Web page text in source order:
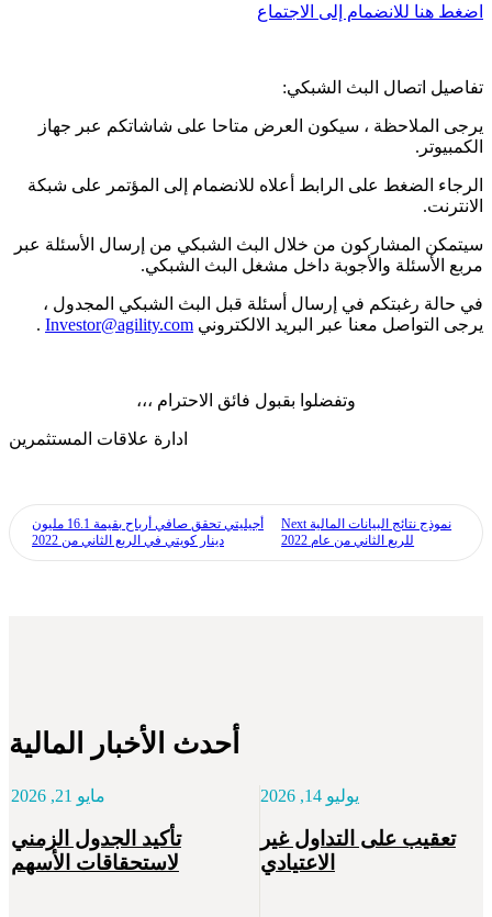
اضغط هنا للانضمام إلى الاجتماع
تفاصيل اتصال البث الشبكي:
يرجى الملاحظة ، سيكون العرض متاحا على شاشاتكم عبر جهاز
الكمبيوتر.
الرجاء الضغط على الرابط أعلاه للانضمام إلى المؤتمر على شبكة
الانترنت.
سيتمكن المشاركون من خلال البث الشبكي من إرسال الأسئلة عبر
مربع الأسئلة والأجوبة داخل مشغل البث الشبكي.
في حالة رغبتكم في إرسال أسئلة قبل البث الشبكي المجدول ،
يرجى التواصل معنا عبر البريد الالكتروني Investor@agility.com
.
وتفضلوا بقبول فائق الاحترام ،،،
ادارة علاقات المستثمرين
أجيليتي تحقق صافي أرباح بقيمة 16.1 مليون
دينار كويتي في الربع الثاني من 2022
Next نموذج نتائج البيانات المالية
للربع الثاني من عام 2022
أحدث الأخبار المالية
يوليو 14, 2026
تعقيب على التداول غير
الاعتيادي
مايو 21, 2026
تأكيد الجدول الزمني
لاستحقاقات الأسهم